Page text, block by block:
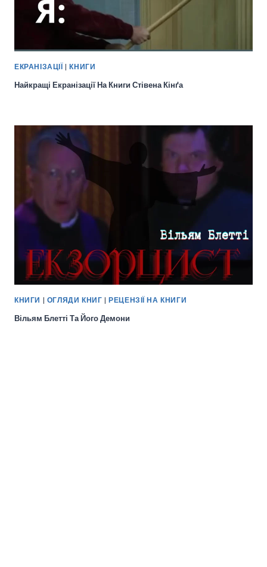
ЕКРАНІЗАЦІЇ |КНИГИ
Найкращі Екранізації На Книги Стівена Кінґа
КНИГИ | ОГЛЯДИ КНИГ |РЕЦЕНЗІЇ НА КНИГИ
Вільям Блетті Та Його Демони